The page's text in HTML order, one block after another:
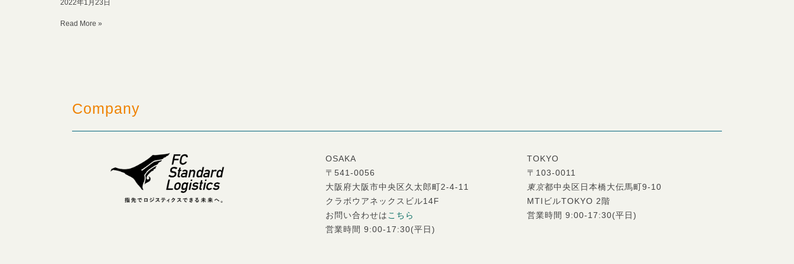
2022年1月23日
Read More »
Company
OSAKA
〒541-0056
大阪府大阪市中央区久太郎町2-4-11
クラボウアネックスビル14F
お問い合わせは こちら
営業時間 9:00-17:30(平日)
TOKYO
〒103-0011
東京都中央区日本橋大伝馬町9-10
MTIビルTOKYO 2階
営業時間 9:00-17:30(平日)